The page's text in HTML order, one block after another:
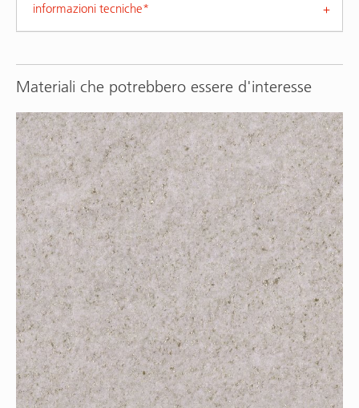
informazioni tecniche*
Materiali che potrebbero essere d'interesse